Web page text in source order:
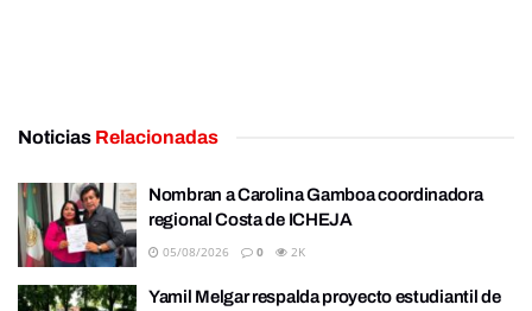
Noticias Relacionadas
Nombran a Carolina Gamboa coordinadora
regional Costa de ICHEJA
05/08/2026 0 2K
Yamil Melgar respalda proyecto estudiantil de